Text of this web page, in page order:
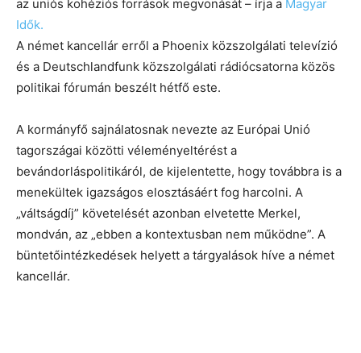
az uniós kohéziós források megvonását – írja a Magyar
Idők.
A német kancellár erről a Phoenix közszolgálati televízió
és a Deutschlandfunk közszolgálati rádiócsatorna közös
politikai fórumán beszélt hétfő este.
A kormányfő sajnálatosnak nevezte az Európai Unió
tagországai közötti véleményeltérést a
bevándorláspolitikáról, de kijelentette, hogy továbbra is a
menekültek igazságos elosztásáért fog harcolni. A
„váltságdíj” követelését azonban elvetette Merkel,
mondván, az „ebben a kontextusban nem működne”. A
büntetőintézkedések helyett a tárgyalások híve a német
kancellár.